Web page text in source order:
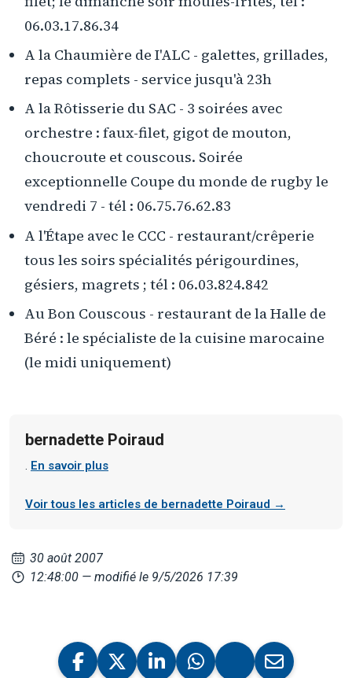
06.03.17.86.34
A la Chaumière de I'ALC - galettes, grillades,
repas complets - service jusqu'à 23h
A la Rôtisserie du SAC - 3 soirées avec
orchestre : faux-filet, gigot de mouton,
choucroute et couscous. Soirée
exceptionnelle Coupe du monde de rugby le
vendredi 7 - tél : 06.75.76.62.83
A l'Étape avec le CCC - restaurant/crêperie
tous les soirs spécialités périgourdines,
gésiers, magrets ; tél : 06.03.824.842
Au Bon Couscous - restaurant de la Halle de
Béré : le spécialiste de la cuisine marocaine
(le midi uniquement)
bernadette Poiraud
. En savoir plus
Voir tous les articles de bernadette Poiraud →
30 août 2007
12:48:00 — modifié le 9/5/2026 17:39